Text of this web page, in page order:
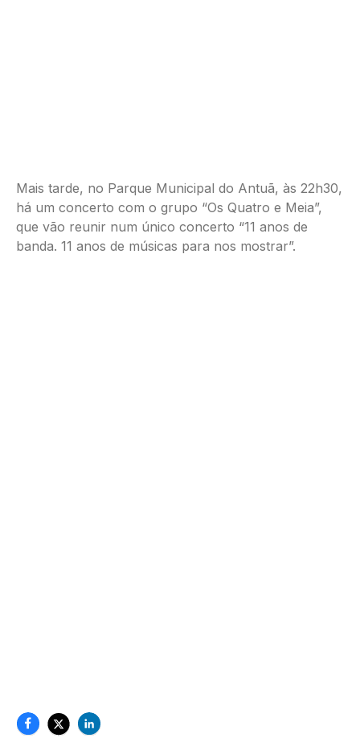
Mais tarde, no Parque Municipal do Antuã, às 22h30,
há um concerto com o grupo “Os Quatro e Meia”,
que vão reunir num único concerto “11 anos de
banda. 11 anos de músicas para nos mostrar”.